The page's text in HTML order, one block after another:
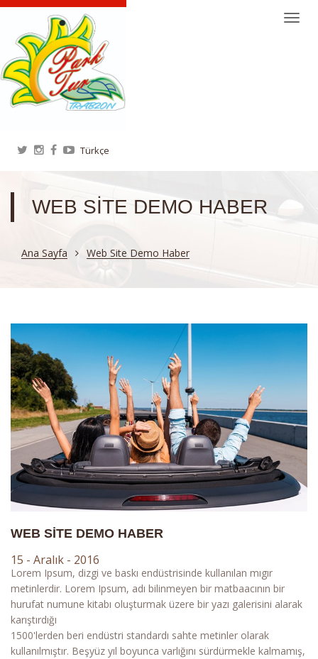
WEB SITE DEMO HABER
Ana Sayfa Web Site Demo Haber
WEB SITE DEMO HABER
15 - Aralık - 2016
Lorem Ipsum, dizgi ve baskı endüstrisinde kullanılan mıgır
metinlerdir. Lorem Ipsum, adı bilinmeyen bir matbaacının bir
hurufat numune kitabı oluşturmak üzere bir yazı galerisini alarak
karıştırdığı
1500'lerden beri endüstri standardı sahte metinler olarak
kullanılmıştır. Beşyüz yıl boyunca varlığını sürdürmekle kalmamış,